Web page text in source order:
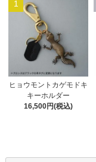
1
ヒョウモントカゲモドキ
キーホルダー
16,500円(税込)